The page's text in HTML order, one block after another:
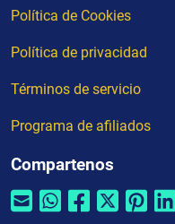
Política de Cookies
Política de privacidad
Términos de servicio
Programa de afiliados
Compartenos